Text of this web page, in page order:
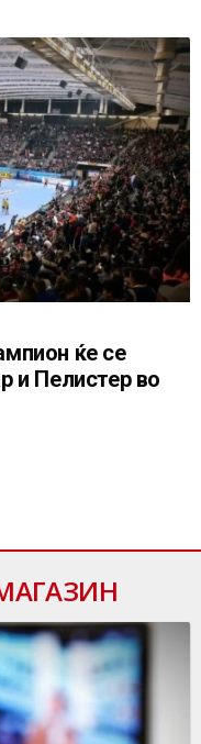
ќе се
и Пелистер во